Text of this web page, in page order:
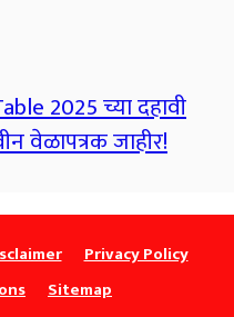
2025 च्या दहावी
वेळापत्रक जाहीर!
Privacy Policy
Sitemap